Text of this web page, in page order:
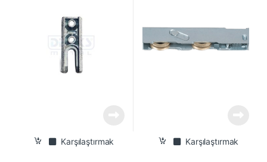
Karşılaştırmak Karşılaştırmak